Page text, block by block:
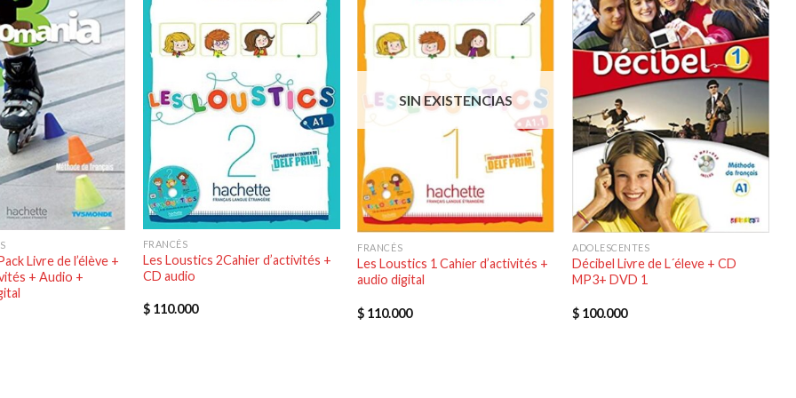
Livre de l’élève +
+ Audio +
FRANCÉS
Les Loustics 2Cahier d’activités +
CD audio
$110.000
SIN EXISTENCIAS
FRANCÉS
Les Loustics 1 Cahier d’activités +
audio digital
$ 110.000
ADOLESCENTES
Décibel Livre de L´éleve + CD
MP3+ DVD 1
$ 100.000